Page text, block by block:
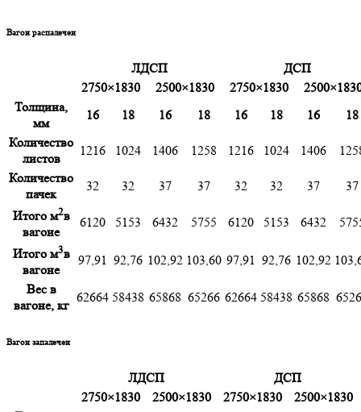
Вагон распалечен
ЛДСП
ДСП
2750×1830
2500×1830 2750×1830
Толщина,
мм
16 18 16 18 16 18 16
18
Количество
листов
1216 1024 1406 1258 1216 1024 1406
Количество
пачек
32 32 37 37 32 32 37
37
Итого м2в
вагоне
6120 5153 6432 5755 6120 5153 6432
Итого м3в
вагоне
97,91 92,76 102,92 103,60 97,91 92,76 102,92
Вес в
вагоне, кг
62664 58438 65868 65266 62664 58438 65868
Вагон запалечен
ЛДСП
ДСП
2750×1830
2500×1830 2750×1830
2500×1830